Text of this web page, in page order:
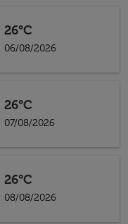
26°C
06/08/2026
26°C
07/08/2026
26°C
08/08/2026